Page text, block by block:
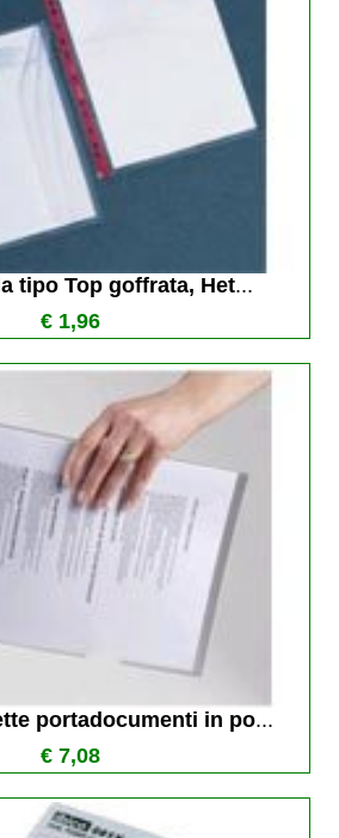
tipo Top goffrata, Het...
€ 1,96
portadocumenti in po...
€ 7,08